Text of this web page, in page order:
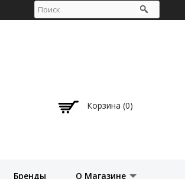
Корзина (0)
Бренды О Магазине